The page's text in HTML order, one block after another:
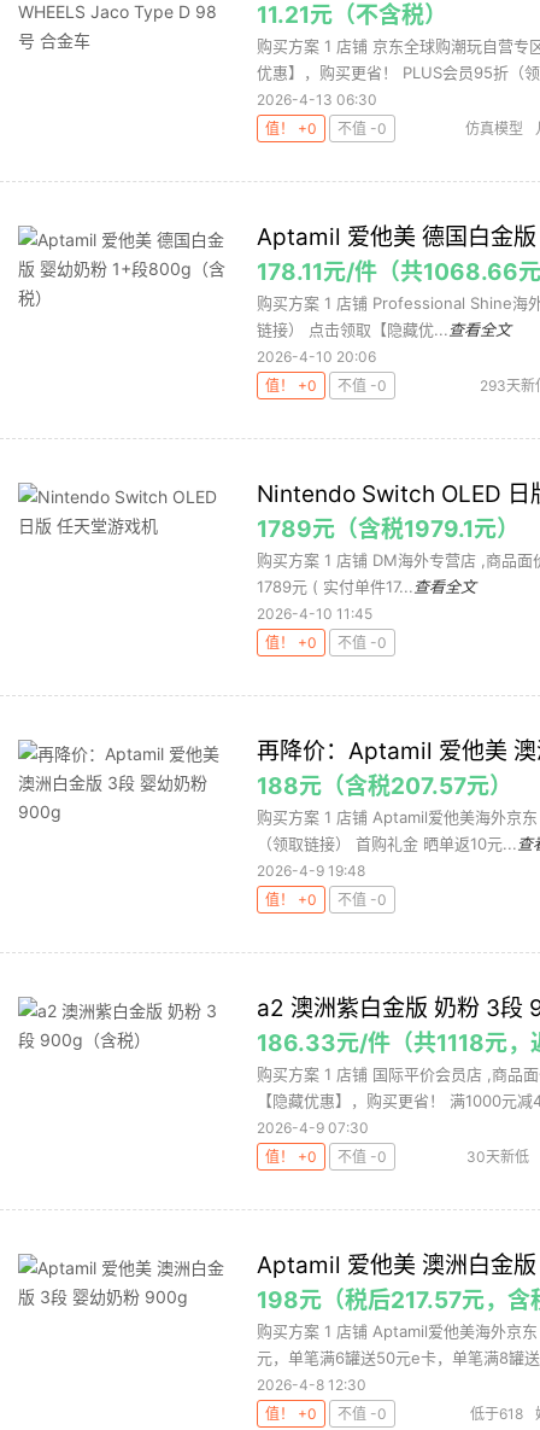
11.21元（不含税）
购买方案 1 店铺 京东全球购潮玩自营
优惠】，购买更省！ PLUS会员95折（
2026-4-13 06:30
值！ +0
不值 -0 仿真模型
Aptamil 爱他美 德国白金
178.11元/件（共1068.66
购买方案 1 店铺 Professional Shine海
链接） 点击领取【隐藏优... 查看全文
2026-4-10 20:06
值！ +0
不值 -0 293天新
Nintendo Switch OLED 日
1789元（含税1979.1元）
购买方案 1 店铺 DM海外专营店 ,商品
1789元 ( 实付单件17... 查看全文
2026-4-10 11:45
值！ +0
不值 -0
再降价：Aptamil 爱他美
188元（含税207.57元）
购买方案 1 店铺 Aptamil爱他美海外京
（领取链接） 首购礼金 晒单返10元... 查
2026-4-9 19:48
值！ +0
不值 -0
a2 澳洲紫白金版 奶粉 3段
186.33元/件（共1118元
购买方案 1 店铺 国际平价会员店 ,商品
【隐藏优惠】，购买更省！ 满1000元减
2026-4-9 07:30
值！ +0
不值 -0 30天新低
Aptamil 爱他美 澳洲白金
198元（税后217.57元，
购买方案 1 店铺 Aptamil爱他美海外京
元，单笔满6罐送50元e卡，单笔满8罐
2026-4-8 12:30
值！ +0
不值 -0 低于618